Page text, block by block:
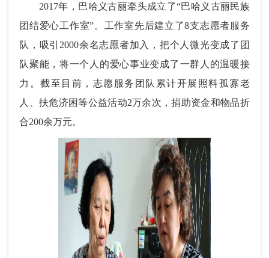
2017年，巴哈义古丽牵头成立了“巴哈义古丽民族
团结爱心工作室”。工作室先后建立了8支志愿者服务
队，吸引2000余名志愿者加入，把个人微光变成了团
队聚能，将一个人的爱心事业变成了一群人的温暖接
力。截至目前，志愿服务团队累计开展照料孤寡老
人、扶危济困等公益活动2万余次，捐助资金和物品折
合200余万元。